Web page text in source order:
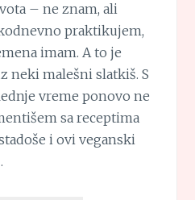
– ne znam, ali
praktikujem,
imam. A to je
neki malešni slatkiš. S
vreme ponovo ne
sa receptima
i ovi veganski